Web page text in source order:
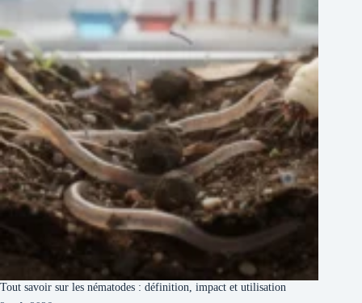
Tout savoir sur les nématodes : définition, impact et utilisation